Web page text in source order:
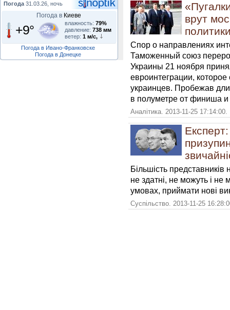
Погода 31.03.26, ночь
Погода в Киеве
+9° влажность: 79%
давление: 738 мм
ветер: 1 м/с,
Погода в Ивано-Франковске
Погода в Донецке
врут
Спор о направлениях
Таможенный союз
Украины 21 ноября
евроинтеграции,
украинцев. Пробежав
в полуметре от финиша
Аналітика. 2013-11-25
Більшість представників
не здатні, не можуть і
умовах, приймати нові
Суспільство. 2013-11-25